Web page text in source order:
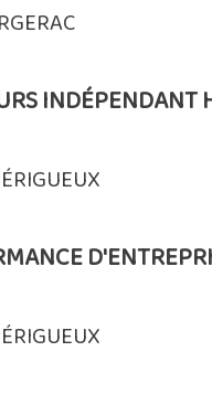
INDÉPENDANT